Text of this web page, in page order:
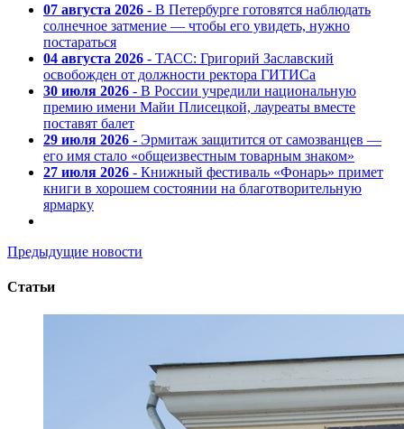
07 августа 2026 - В Петербурге готовятся наблюдать
солнечное затмение — чтобы его увидеть, нужно
постараться
04 августа 2026 - ТАСС: Григорий Заславский
освобожден от должности ректора ГИТИСа
30 июля 2026 - В России учредили национальную
премию имени Майи Плисецкой, лауреаты вместе
поставят балет
29 июля 2026 - Эрмитаж защитится от самозванцев —
его имя стало «общеизвестным товарным знаком»
27 июля 2026 - Книжный фестиваль «Фонарь» примет
книги в хорошем состоянии на благотворительную
ярмарку
Предыдущие новости
Статьи